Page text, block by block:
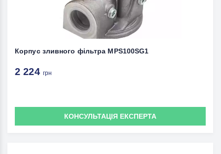
Корпус зливного фільтра MPS100SG1
2 224 грн
КОНСУЛЬТАЦІЯ ЕКСПЕРТА